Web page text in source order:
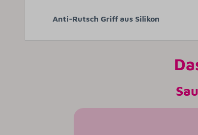
Anti-Rutsch Griff aus Silikon